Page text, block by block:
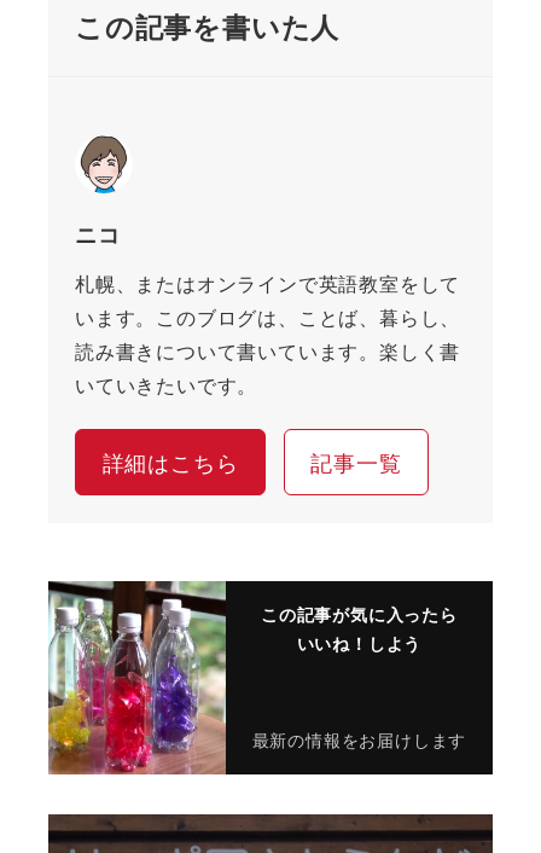
この記事を書いた人
ニコ
札幌、またはオンラインで英語教室をして
います。このブログは、ことば、暮らし、
読み書きについて書いています。楽しく書
いていきたいです。
詳細はこちら 記事一覧
この記事が気に入ったら
いいね！しよう
最新の情報をお届けします